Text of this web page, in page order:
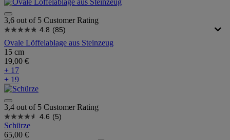
3,6 out of 5 Customer Rating
4.8 (85)
Ovale Löffelablage aus Steinzeug
15 cm
19,00 €
+ 17
+ 19
3,4 out of 5 Customer Rating
4.6 (5)
Schürze
65,00 €